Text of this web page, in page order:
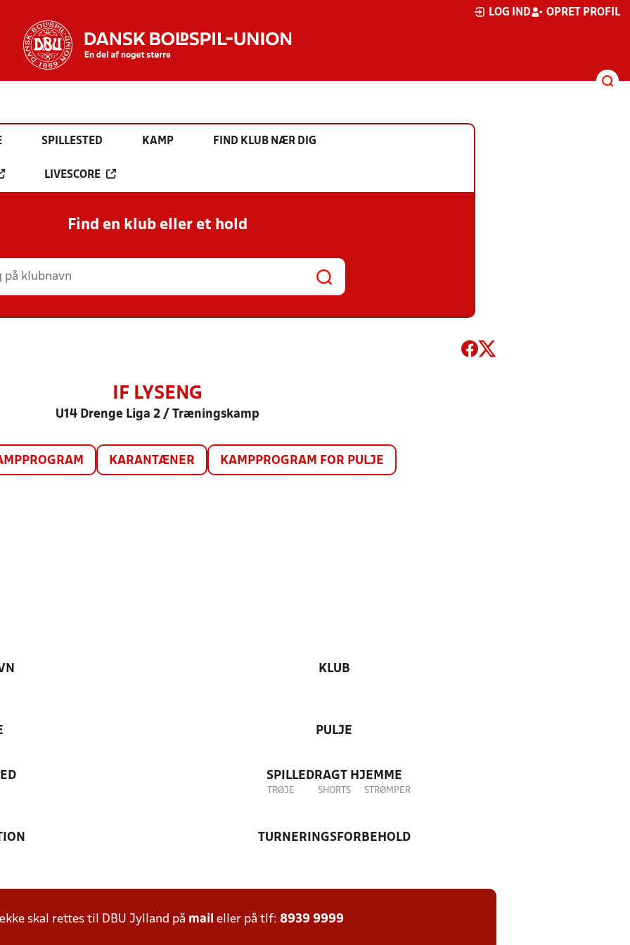
LOG IND OPRET PROFIL
SPILLESTED KAMP FIND KLUB NÆR DIG
LIVESCORE
Find en klub eller et hold
IF LYSENG
U14 Drenge Liga 2 / Træningskamp
KARANTÆNER KAMPPROGRAM FOR PULJE
KLUB
PULJE
SPILLEDRAGT HJEMME
TRØJE SHORTS STRØMPER
TURNERINGSFORBEHOLD
skal rettes til DBU Jylland på mail eller på tlf: 8939 9999